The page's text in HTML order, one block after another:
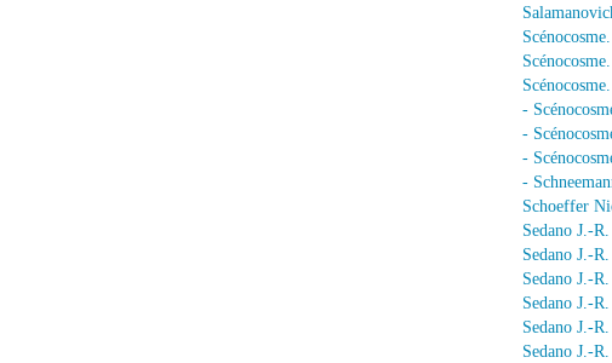
-
-
-
-
Schoeffer
Sedano J.-
Sedano J.-
Sedano J.-
Sedano J.-
Sedano J.-
Sedano J.-